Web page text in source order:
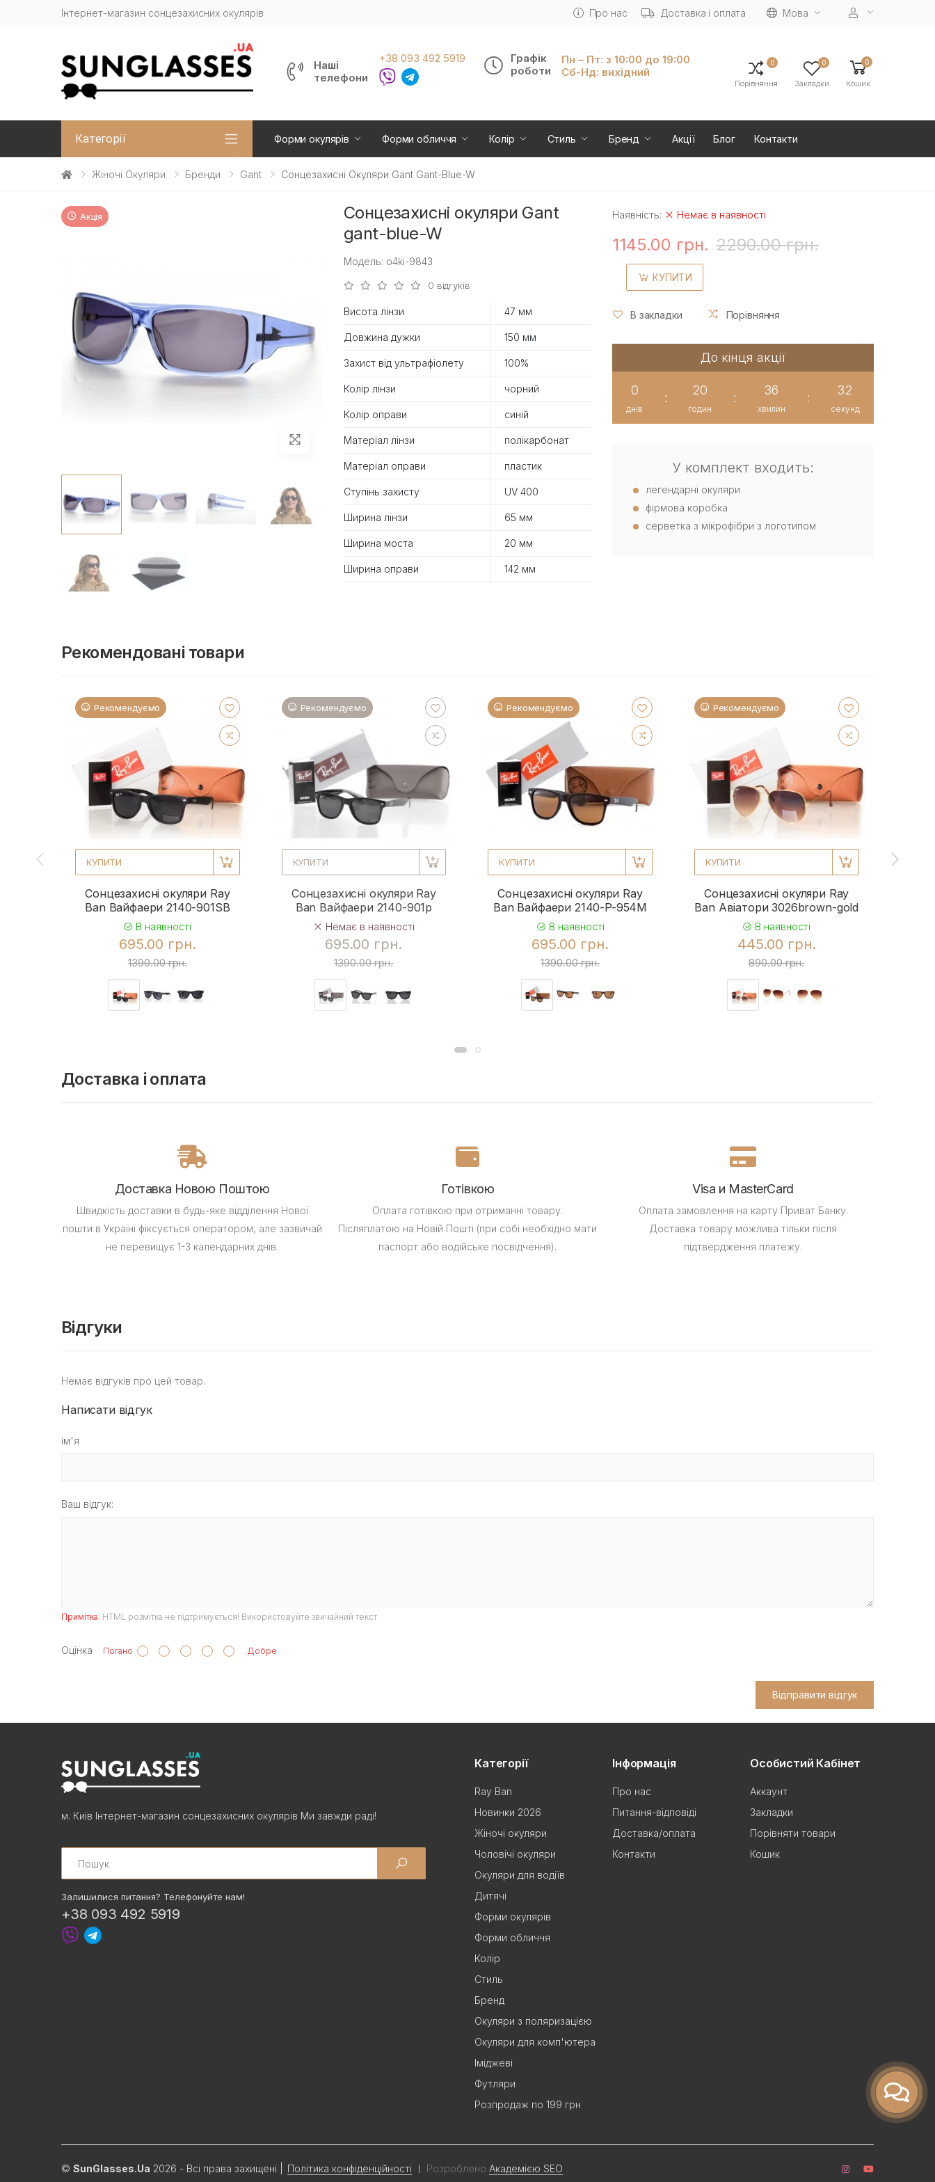
Інтернет-магазин сонцезахисних окулярів Про нас Доставка і оплата Мова
Наші
телефони
+38 093 492 5919
Графік
роботи
Пн – Пт: з 10:00 до 19:00
Сб-Нд: вихідний
0
Порівняння
0
Закладки
0
Кошик
Категорії Форми окулярів Форми обличчя Колір Стиль Бренд Акції Блог Контакти
Жіночі Окуляри Бренди Gant Сонцезахисні Окуляри Gant Gant-Blue-W
Акція
Сонцезахисні окуляри Gant
gant-blue-W
Модель: o4ki-9843
0 відгуків
Висота лінзи 47 мм
Довжина дужки 150 мм
Захист від ультрафіолету 100%
Колір лінзи чорний
Колір оправи синій
Матеріал лінзи полікарбонат
Матеріал оправи пластик
Ступінь захисту UV 400
Ширина лінзи 65 мм
Ширина моста 20 мм
Ширина оправи 142 мм
Наявність: Немає в наявності
1145.00 грн. 2290.00 грн.
КУПИТИ
В закладки Порівняння
До кінця акції
0
днів
:
20
годин
:
36
хвилин
:
32
секунд
У комплект входить:
легендарні окуляри
фірмова коробка
серветка з мікрофібри з логотипом
Рекомендовані товари
Рекомендуємо
КУПИТИ
Сонцезахисні окуляри Ray
Ban Вайфаери 2140-901SB
В наявності
695.00 грн.
1390.00 грн.
Рекомендуємо
КУПИТИ
Сонцезахисні окуляри Ray
Ban Вайфаери 2140-901p
Немає в наявності
695.00 грн.
1390.00 грн.
Рекомендуємо
КУПИТИ
Сонцезахисні окуляри Ray
Ban Вайфаери 2140-P-954M
В наявності
695.00 грн.
1390.00 грн.
Рекомендуємо
КУПИТИ
Сонцезахисні окуляри Ray
Ban Авіатори 3026brown-gold
В наявності
445.00 грн.
890.00 грн.
Доставка і оплата
Доставка Новою Поштою
Швидкість доставки в будь-яке відділення Нової
пошти в Україні фіксується оператором, але зазвичай
не перевищує 1-3 календарних днів.
Готівкою
Оплата готівкою при отриманні товару.
Післяплатою на Новій Пошті (при собі необхідно мати
паспорт або водійське посвідчення).
Visa и MasterCard
Оплата замовлення на карту Приват Банку.
Доставка товару можлива тільки після
підтвердження платежу.
Відгуки
Немає відгуків про цей товар.
Написати відгук
ім'я
Ваш відгук:
Примітка: HTML розмітка не підтримується! Використовуйте звичайний текст.
Оцінка Погано Добре
Відправити відгук
м. Київ Інтернет-магазин сонцезахисних окулярів Ми завжди раді!
Search
Залишилися питання? Телефонуйте нам!
+38 093 492 5919
Категорії
Ray Ban
Новинки 2026
Жіночі окуляри
Чоловічі окуляри
Окуляри для водіїв
Дитячі
Форми окулярів
Форми обличчя
Колір
Стиль
Бренд
Окуляри з поляризацією
Окуляри для комп'ютера
Іміджеві
Футляри
Розпродаж по 199 грн
Інформація
Про нас
Питання-відповіді
Доставка/оплата
Контакти
Особистий Кабінет
Аккаунт
Закладки
Порівняти товари
Кошик
© SunGlasses.Ua 2026 - Всі права захищені Політика конфіденційності Розроблено Академією SEO